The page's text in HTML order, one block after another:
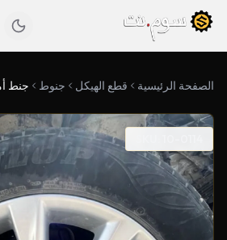
الصفحة الرئيسية قطع الهيكل جنوط جنط